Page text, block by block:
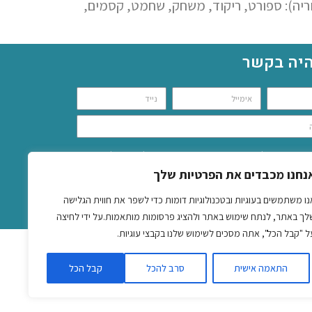
מכבדים את הפרטיות שלך
משתמשים בעוגיות ובטכנולוגיות דומות כדי לשפר את חווית הגלישה
באתר, לנתח שימוש באתר ולהציג פרסומות מותאמות.על ידי לחיצה
"קבל הכל", אתה מסכים לשימוש שלנו בקבצי עוגיות.
התאמה אישית סרב להכל קבל הכל
ספורט, ריקוד, משחק, שחמט, קסמים,
בקשר
בפרטים ליצירת קשר, דיוור וסטטיסטיקה; ניתן להסרה בכל עת;
הפרטיות־תקנון האתר
שלח